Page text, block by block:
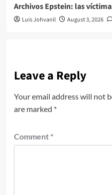
Archivos Epstein: las
Luis Johvanil August 3, 2026
Leave a Reply
Your email address will not
are marked *
Comment *